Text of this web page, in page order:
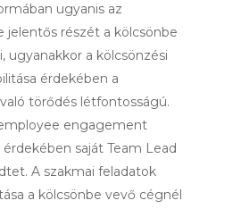
ugyanis az
jelentős részét a kölcsönbe
ugyanakkor a kölcsönzési
érdekében a
törődés létfontosságú.
engagement
érdekében saját Team Lead
A szakmai feladatok
a kölcsönbe vevő cégnél